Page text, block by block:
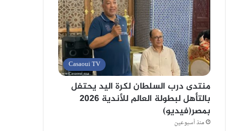
Casaoui TV
منتدى درب السلطان لكرة اليد يحتفل
بالتأهل لبطولة العالم للأندية 2026
بمصر(فيديو)
منذ أسبوعين